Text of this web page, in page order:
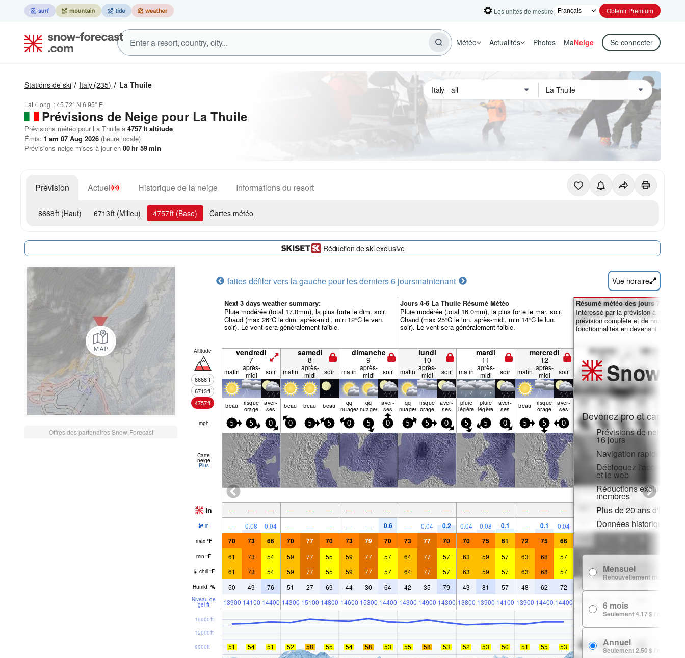
Les unités de mesure Obtenir Premium
Météo Actualités Photos MaNeige Se connecter
Stations de ski Italy (235) La Thuile
Lat./Long. :45.72° N 6.95° E
Prévisions de Neige pour La Thuile
Prévisions météo pour La Thuile à 4757ft altitude
Émis: 1 am 07 Aug 2026 (heure locale)
Prévisions neige mises à jour en 00hr 59min
Prévision Actuel Historique de la neige Informations du resort
8668ft (Haut) 6713ft (Milieu) 4757ft (Base) Cartes météo
Réduction de ski exclusive
Offres des partenaires Snow-Forecast
faites défiler vers la gauche pour les derniers 6 joursmaintenant Vue horaire
Next 3 days weather summary:
Pluie modérée (total 17.0mm), la plus forte le dim. soir.
Chaud (max 26°C le dim. après-midi, min 12°C le ven.
soir). Le vent sera généralement faible.
Jours 4-6 La Thuile Résumé Météo
Pluie modérée (total 16.0mm), la plus forte le mar. soir.
Chaud (max 25°C le lun. après-midi, min 14°C le lun.
soir). Le vent sera généralement faible.
Altitude
8668ft
6713ft
4757ft
vendredi
7
samedi
8
dimanche
9
lundi
10
mardi
11
mercredi
12
matin après-
midi
soir matin après-
midi
soir matin après-
midi
soir matin après-
midi
soir matin après-
midi
soir matin après-
midi
soir
beau risque
orage
aver­
ses beau beau beau qq
nuages
qq
nuages
aver­
ses
qq
nuages
risque
orage
aver­
ses
pluie
légère
pluie
légère
aver­
ses beau risque
orage
aver­
ses
mph 5 5 0 0 5 5 0 5 0 5 5 0 5 5 0 5 5 0
Carte
neige
Plus
in — — — — — — — — — — — — — — — — — —
in — 0.08 0.04 — — — — — 0.6 — 0.04 0.2 0.04 0.08 0.1 — 0.1 0.04
max °F 70 73 66 70 77 70 73 79 70 73 77 70 70 75 61 72 75 66
min °F 61 73 54 59 77 55 59 77 57 64 77 57 63 59 57 63 68 57
chill °F 61 73 54 59 77 55 59 77 57 64 77 57 63 59 57 63 68 57
Humid. % 50 49 76 51 27 69 44 30 64 42 35 79 43 81 57 48 62 72
Niveau de
gel ft 13900 14100 14400 14300 15100 14800 14600 15300 14400 14300 14900 14300 13800 13900 14100 13900 14400 14400
9000ft
12000ft
15000ft
51 54 51 52 58 55 54 58 53 55 58 53 52 53 50 51 55 53
Résumé météo des jours 7-16 :
Intéressé par la prévision à 16 jours
prévision complète et de
fonctionnalités en devenant membre
Snow
Devenez pro et carve en:
Prévisions de neige
16 jours
Navigation rapide sans
Débloquez l'accès
et le web
Réductions exclusives
membres
Plus de 20 ans
Données historiques
Mensuel
Renouvellement mensuel
6 mois
Seulement 4.17 $ / mois
Annuel
Seulement 2.50 $ / mois